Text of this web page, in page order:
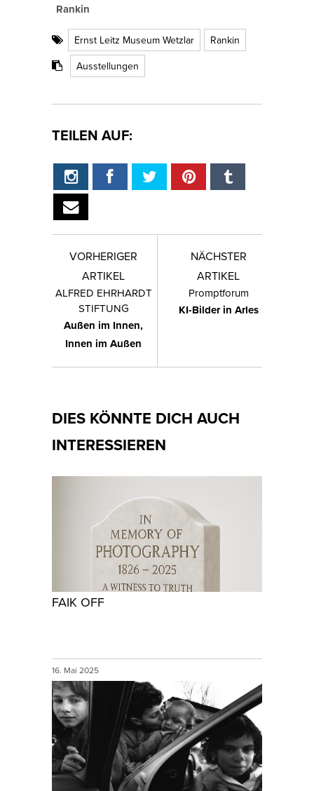
Rankin
Ernst Leitz Museum Wetzlar
Rankin
Ausstellungen
TEILEN AUF:
VORHERIGER
ARTIKEL
ALFRED EHRHARDT
STIFTUNG
Außen im Innen,
Innen im Außen
NÄCHSTER
ARTIKEL
Promptforum
KI-Bilder in Arles
DIES KÖNNTE DICH AUCH
INTERESSIEREN
FAIK OFF
16. Mai 2025